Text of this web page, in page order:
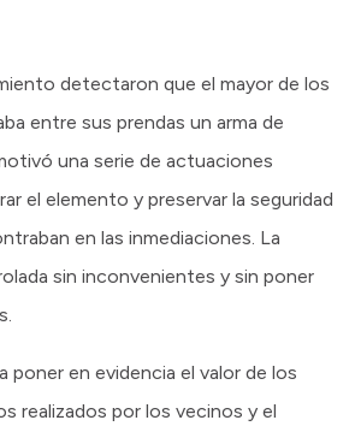
detectaron que el mayor de los
entre sus prendas un arma de
una serie de actuaciones
el elemento y preservar la seguridad
en las inmediaciones. La
sin inconvenientes y sin poner
poner en evidencia el valor de los
realizados por los vecinos y el